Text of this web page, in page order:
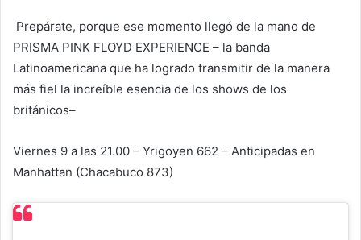
Prepárate, porque ese momento llegó de la mano de
PRISMA PINK FLOYD EXPERIENCE – la banda
Latinoamericana que ha logrado transmitir de la manera
más fiel la increíble esencia de los shows de los
británicos–
Viernes 9 a las 21.00 – Yrigoyen 662 – Anticipadas en
Manhattan (Chacabuco 873)